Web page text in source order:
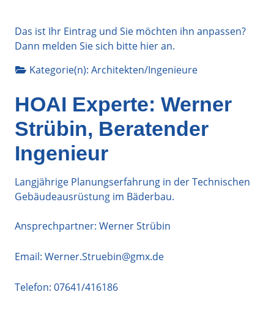
Das ist Ihr Eintrag und Sie möchten ihn anpassen?
Dann melden Sie sich bitte hieran.
Kategorie(n): Architekten/Ingenieure
HOAI Experte: Werner
Strübin, Beratender
Ingenieur
Langjährige Planungserfahrung in der Technischen
Gebäudeausrüstung im Bäderbau.
Ansprechpartner: Werner Strübin
Email: Werner.Struebin@gmx.de
Telefon: 07641/416186